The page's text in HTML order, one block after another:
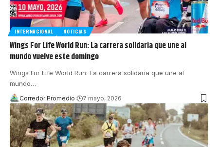
INTERNACIONAL NOTICIAS
Wings For Life World Run: La carrera solidaria que une al
mundo vuelve este domingo
Wings For Life World Run: La carrera solidaria que une al
mundo…
Corredor Promedio 7 mayo, 2026